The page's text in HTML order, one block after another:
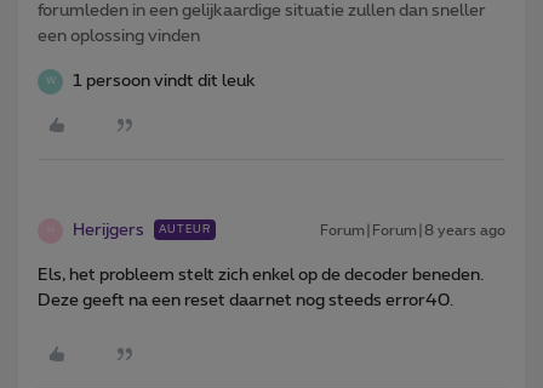
forumleden in een gelijkaardige situatie zullen dan sneller
een oplossing vinden
W 1 persoon vindt dit leuk
Herijgers AUTEUR Forum|Forum|8 years ago
Els, het probleem stelt zich enkel op de decoder beneden.
Deze geeft na een reset daarnet nog steeds error40.